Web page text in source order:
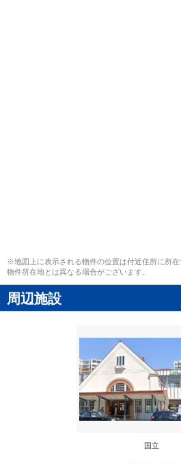
※地図上に表示される物件の位置は付近住所に所
物件所在地とは異なる場合がございます。
周辺施設
国立